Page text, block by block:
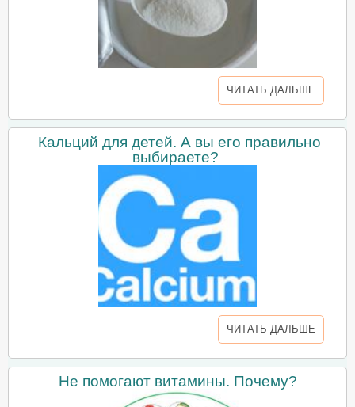
ЧИТАТЬ ДАЛЬШЕ
Кальций для детей. А вы его правильно
выбираете?
ЧИТАТЬ ДАЛЬШЕ
Не помогают витамины. Почему?